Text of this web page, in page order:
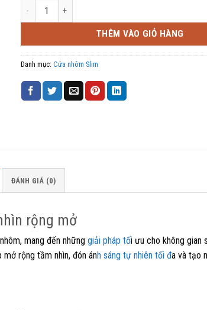
Cửa trượt không ray 8 cánh hệ nhôm SLim số lượng
THÊM VÀO GIỎ HÀNG
Danh mục: Cửa nhôm Slim
ĐÁNH GIÁ (0)
rộng mở
mang đến những giải pháp tối ưu cho không gian
rộng tầm nhìn, đón ánh sáng tự nhiên tối đa và tạo